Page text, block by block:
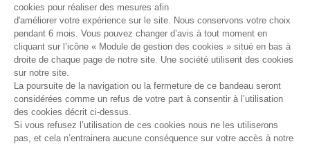
Formation
Nous contacter
cookies pour réaliser des mesures afin
d'améliorer votre expérience sur le site. Nous conservons votre choix
pendant 6 mois. Vous pouvez changer d’avis à tout moment en
cliquant sur l’icône « Module de gestion des cookies » situé en bas à
droite de chaque page de notre site. Une société utilisent des cookies
sur notre site.
La poursuite de la navigation ou la fermeture de ce bandeau seront
considérées comme un refus de votre part à consentir à l’utilisation
des cookies décrit ci-dessus.
Si vous refusez l’utilisation de ces cookies nous ne les utiliserons
pas, et cela n’entrainera aucune conséquence sur votre accès à notre